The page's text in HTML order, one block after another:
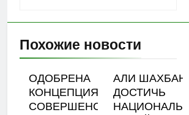
Похожие новости
ОДОБРЕНА
КОНЦЕПЦИЯ
СОВЕРШЕНСТВОВАНИЯ
АЛИ
ДОСТИЧЬ